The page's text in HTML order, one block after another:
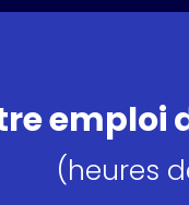
emploi
(heures